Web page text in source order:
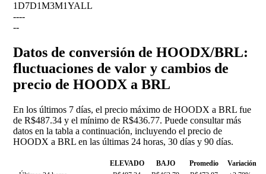
1D7D1M3M1YALL
----
--
Datos de conversión de HOODX/BRL:
fluctuaciones de valor y cambios de
precio de HOODX a BRL
En los últimos 7 días, el precio máximo de HOODX a BRL fue
de R$487.34 y el mínimo de R$436.77. Puede consultar más
datos en la tabla a continuación, incluyendo el precio de
HOODX a BRL en las últimas 24 horas, 30 días y 90 días.
ELEVADO BAJO Promedio
Variación